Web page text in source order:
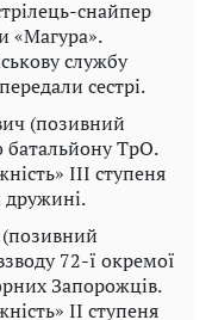
снайпер
«Магура».
службу
сестрі.
(позивний
батальйону ТрО.
III ступеня
дружині.
72-ї окремої
Запорожців.
II ступеня